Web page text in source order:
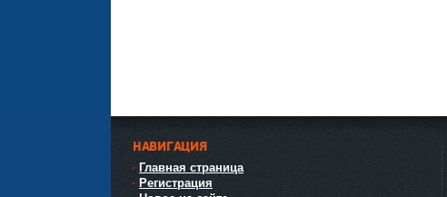
НАВИГАЦИЯ
Главная страница
Регистрация